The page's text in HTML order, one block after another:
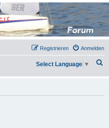
Anmelden
Registrieren
h
Select Language ▼